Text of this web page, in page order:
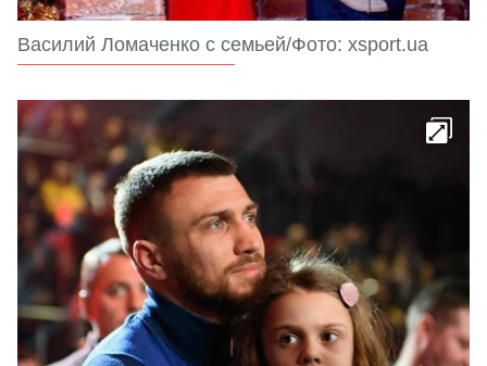
Василий Ломаченко с семьей/Фото: xsport.ua